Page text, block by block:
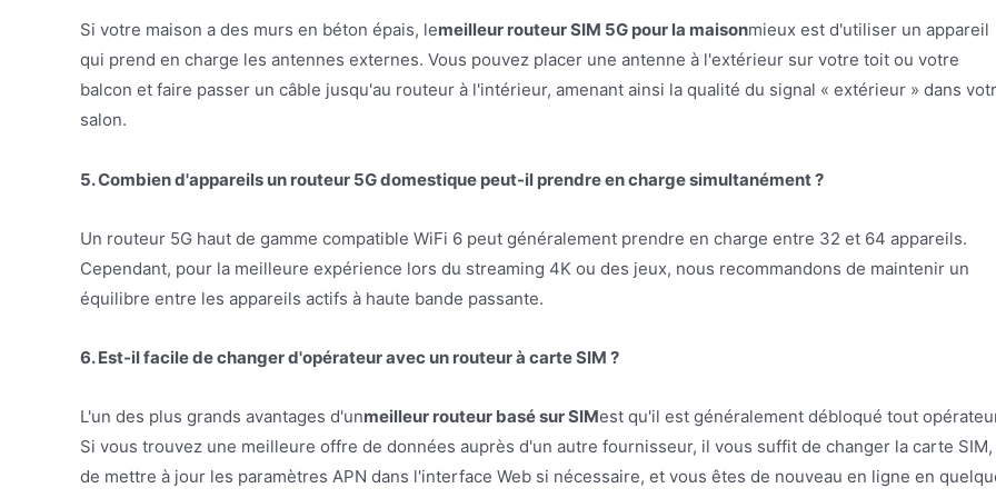
Si votre maison a des murs en béton épais, lemeilleur routeur SIM 5G pour la maisonmieux est d'utiliser un appareil
qui prend en charge les antennes externes. Vous pouvez placer une antenne à l'extérieur sur votre toit ou votre
balcon et faire passer un câble jusqu'au routeur à l'intérieur, amenant ainsi la qualité du signal « extérieur » dans
salon.
5. Combien d'appareils un routeur 5G domestique peut-il prendre en charge simultanément ?
Un routeur 5G haut de gamme compatible WiFi 6 peut généralement prendre en charge entre 32 et 64 appareils.
Cependant, pour la meilleure expérience lors du streaming 4K ou des jeux, nous recommandons de maintenir un
équilibre entre les appareils actifs à haute bande passante.
6. Est-il facile de changer d'opérateur avec un routeur à carte SIM ?
L'un des plus grands avantages d'unmeilleur routeur basé sur SIMest qu'il est généralement débloqué tout
Si vous trouvez une meilleure offre de données auprès d'un autre fournisseur, il vous suffit de changer la carte SIM,
de mettre à jour les paramètres APN dans l'interface Web si nécessaire, et vous êtes de nouveau en ligne en